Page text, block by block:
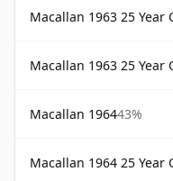
Macallan 1963 25 Year
Macallan 1963 25 Year
Macallan 196443%
Macallan 1964 25 Year